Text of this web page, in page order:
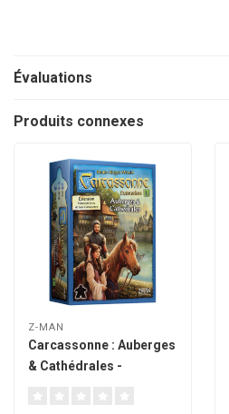
Évaluations
Produits connexes
Z-MAN
Carcassonne : Auberges
& Cathédrales -